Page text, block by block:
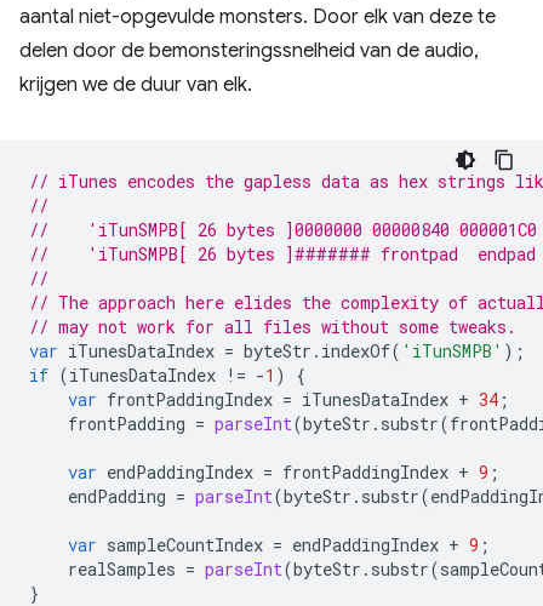
aantal niet-opgevulde monsters. Door elk van deze te
delen door de bemonsteringssnelheid van de audio,
krijgen we de duur van elk.
// iTunes encodes the gapless data as hex strings
//
//    'iTunSMPB[ 26 bytes ]0000000 00000840 000001C0
//    'iTunSMPB[ 26 bytes ]####### frontpad
//
// The approach here elides the complexity of
// may not work for all files without some tweaks.
var iTunesDataIndex = byteStr . indexOf( 'iTunSMPB' );
if (iTunesDataIndex != -1 )
{
var frontPaddingIndex = iTunesDataIndex + 34 ;
frontPadding = parseInt(byteStr . substr(
var endPaddingIndex = frontPaddingIndex + 9 ;
endPadding = parseInt(byteStr . substr(
var sampleCountIndex = endPaddingIndex + 9 ;
realSamples = parseInt(byteStr . substr(
}